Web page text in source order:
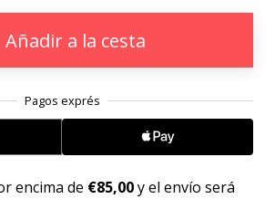
Añadir a la cesta
encima de €85,00y el envío será